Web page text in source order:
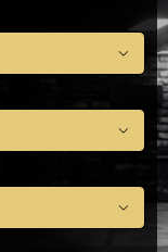


